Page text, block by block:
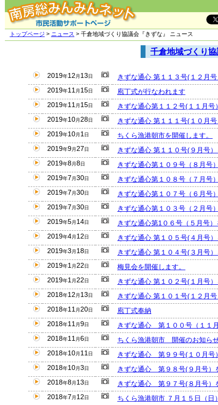
トップページ > ニュース > 千倉地域づくり協議会『きずな』 ニュース
千倉地域づくり
2019年12 月 13日
きずな通心 第１１３号(１２月
2019年11 月 15日
庖丁式が行なわれます
2019年11 月 15日
きずな通心第１１２号(１１月号
2019年10月 28日
きずな通心 第１１１号(１０月
2019年10月 1 日
ちくら漁港朝市を開催します。
2019年9月 27日
きずな通心 第１１０号(９月号
2019年8月8日
きずな通心第１０９号（８月号
2019年7 月30日
きずな通心第１０８号（７月号
2019年7 月30日
きずな通心第１０７号（６月号
2019年7 月30日
きずな通心第１０３号（２月号
2019年5月 14日
きずな通心第1０６号（５月号
2019年4月 12日
きずな通心 第１０５号(４月号
2019年3 月 18日
きずな通心 第１０４号(３月号
2019年1 月 22日
梅見会を開催します。
2019年1 月 22日
きずな通心 第１０２号(１月号
2018年12 月 13日
きずな通心 第１０１号(１２月
2018年11 月 20日
庖丁式奉納
2018年11 月9日
きずな通心 第１００号（１１
2018年11 月6日
ちくら漁港朝市 開催のお知ら
2018年10月 11 日
きずな通心 第９９号(１０月号
2018年10月3日
きずな通心 第９８号(９月号）
2018年8月 13日
きずな通心 第９７号(８月号）
2018年7 月 12日
ちくら漁港朝市 ７月１５日（日